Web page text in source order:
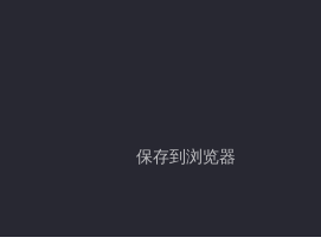
保存到浏览器